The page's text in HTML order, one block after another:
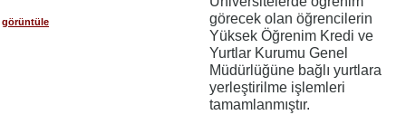
görüntüle
görecek olan öğrencilerin
Yüksek Öğrenim Kredi ve
Yurtlar Kurumu Genel
Müdürlüğüne bağlı yurtlara
yerleştirilme işlemleri
tamamlanmıştır.